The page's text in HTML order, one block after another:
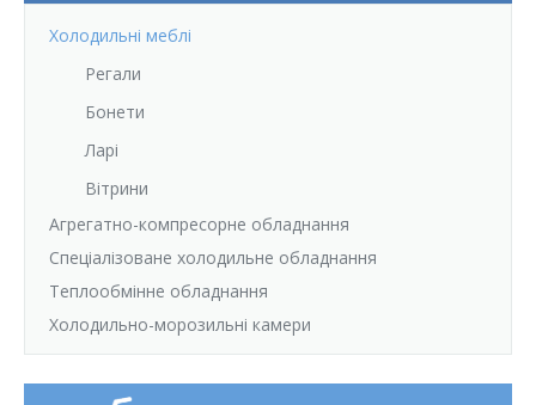
Холодильні меблі
Регали
Бонети
Ларі
Вітрини
Агрегатно-компресорне обладнання
Спеціалізоване холодильне обладнання
Теплообмінне обладнання
Холодильно-морозильні камери